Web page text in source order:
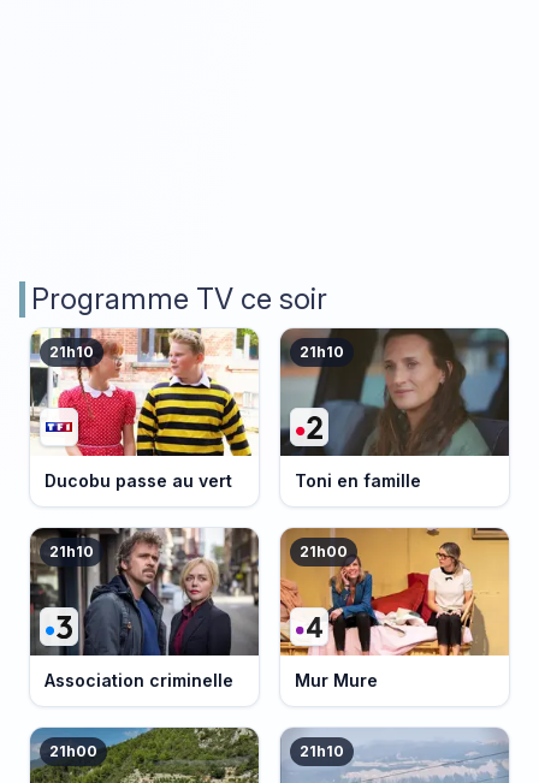
Programme TV ce soir
21h10
Ducobu passe au vert
21h10
Toni en famille
21h10
Association criminelle
21h00
Mur Mure
21h00 21h10